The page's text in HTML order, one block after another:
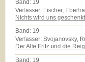
Band: 19
Verfasser: Fischer,
Nichts wird uns
Band: 19
Verfasser: Svojanovsky,
Der Alte Fritz und die
Band: 19